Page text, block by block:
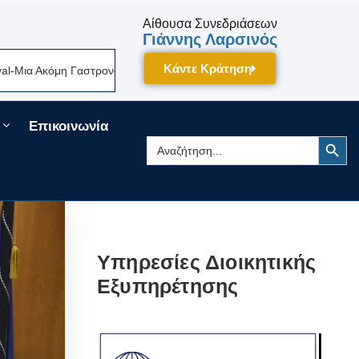
Γιορτή Της Πελοποννήσου Δίνει Ραντεβού Τον
Αίθουσα Συνεδριάσεων
Γιάννης Λαρσινός
Κάντε Κράτηση
Επικοινωνία
Search
for:
Search Button
Υπηρεσίες Διοικητικής
Εξυπηρέτησης